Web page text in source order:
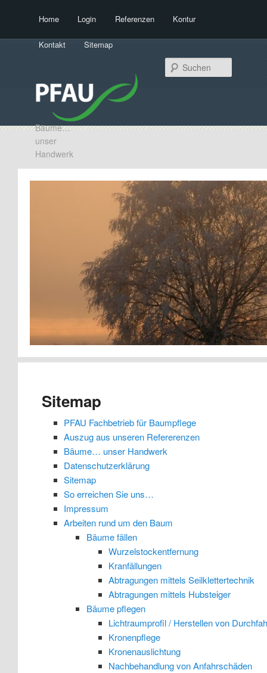
Zum Inhalt wechseln
Zum sekundären Inhalt wechseln
Home Login Referenzen Kontur
Kontakt Sitemap
Bäume…
unser
Handwerk
Sitemap
PFAU Fachbetrieb für Baumpflege
Auszug aus unseren Refererenzen
Bäume… unser Handwerk
Datenschutzerklärung
Sitemap
So erreichen Sie uns…
Impressum
Arbeiten rund um den Baum
Bäume fällen
Wurzelstockentfernung
Kranfällungen
Abtragungen mittels Seilklettertechnik
Abtragungen mittels Hubsteiger
Bäume pflegen
Lichtraumprofil / Herstellen von
Kronenpflege
Kronenauslichtung
Nachbehandlung von Anfahrschäden